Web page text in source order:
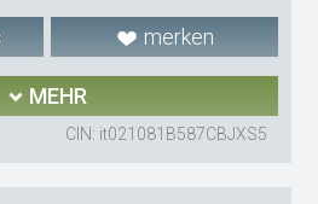
merken
MEHR
CIN: it021081B587CBJXS5